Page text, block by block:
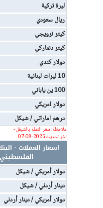
ليرة تركية
ريال سعودي
كيتر نرويجي
كيتر دنماركي
دولار كندي
10 ليرات لبنانية
100 ين ياباني
دولار امريكي
درهم اماراتي / شيكل
ملاحظة: سعر العملة بالشيقل -
اخر تحديث 2026-08-07
اسعار العملات -
الفلسطيني
دولار أمريكي / شيكل
دينار أردني / شيكل
دولار أمريكي / دينار أردني